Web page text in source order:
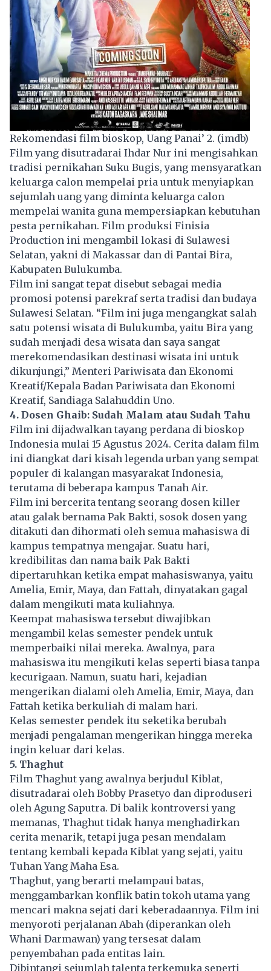
Rekomendasi film bioskop, Uang Panai’ 2. (imdb)
Film yang disutradarai Ihdar Nur ini mengisahkan
tradisi pernikahan Suku Bugis, yang mensyaratkan
keluarga calon mempelai pria untuk menyiapkan
sejumlah uang yang diminta keluarga calon
mempelai wanita guna mempersiapkan kebutuhan
pesta pernikahan. Film produksi Finisia
Production ini mengambil lokasi di Sulawesi
Selatan, yakni di Makassar dan di Pantai Bira,
Kabupaten Bulukumba.
Film ini sangat tepat disebut sebagai media
promosi potensi parekraf serta tradisi dan budaya
Sulawesi Selatan. “Film ini juga mengangkat salah
satu potensi wisata di Bulukumba, yaitu Bira yang
sudah menjadi desa wisata dan saya sangat
merekomendasikan destinasi wisata ini untuk
dikunjungi,” Menteri Pariwisata dan Ekonomi
Kreatif/Kepala Badan Pariwisata dan Ekonomi
Kreatif, Sandiaga Salahuddin Uno.
4. Dosen Ghaib: Sudah Malam atau Sudah Tahu
Film ini dijadwalkan tayang perdana dibioskop
Indonesia mulai 15 Agustus 2024. Cerita dalam film
ini diangkat dari kisah legenda urban yang sempat
populer di kalangan masyarakat Indonesia,
terutama di beberapa kampus Tanah Air.
Film ini bercerita tentang seorang dosen killer
atau galak bernama Pak Bakti, sosok dosen yang
ditakuti dan dihormati oleh semua mahasiswa di
kampus tempatnya mengajar. Suatu hari,
kredibilitas dan nama baik Pak Bakti
dipertaruhkan ketika empat mahasiswanya, yaitu
Amelia, Emir, Maya, dan Fattah, dinyatakan gagal
dalam mengikuti mata kuliahnya.
Keempat mahasiswa tersebut diwajibkan
mengambil kelas semester pendek untuk
memperbaiki nilai mereka. Awalnya, para
mahasiswa itu mengikuti kelas seperti biasa tanpa
kecurigaan. Namun, suatu hari, kejadian
mengerikan dialami oleh Amelia, Emir, Maya, dan
Fattah ketika berkuliah di malam hari.
Kelas semester pendek itu seketika berubah
menjadi pengalaman mengerikan hingga mereka
ingin keluar dari kelas.
5. Thaghut
Film Thaghut yang awalnya berjudul Kiblat,
disutradarai oleh Bobby Prasetyo dan diproduseri
oleh Agung Saputra. Di balik kontroversi yang
memanas, Thaghut tidak hanya menghadirkan
cerita menarik, tetapi juga pesan mendalam
tentang kembali kepada Kiblat yang sejati, yaitu
Tuhan Yang Maha Esa.
Thaghut, yang berarti melampaui batas,
menggambarkan konflik batin tokoh utama yang
mencari makna sejati dari keberadaannya. Film ini
menyoroti perjalanan Abah (diperankan oleh
Whani Darmawan) yang tersesat dalam
penyembahan pada entitas lain.
Dibintangi sejumlah talenta terkemuka seperti